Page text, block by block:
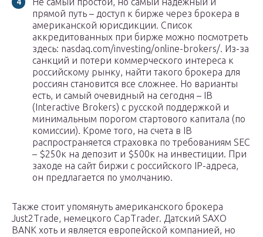
прямой путь – доступ к бирже через брокера в
американской юрисдикции. Список
аккредитованных при бирже можно посмотреть
здесь: nasdaq.com/investing/online-brokers/. Из-за
санкций и потери коммерческого интереса к
российскому рынку, найти такого брокера для
россиян становится все сложнее. Но варианты
есть, и самый очевидный на сегодня – IB
(Interactive Brokers) с русской поддержкой и
минимальным порогом стартового капитала (по
комиссии). Кроме того, на счета в IB
распространяется страховка по требованиям SEC
– $250к на депозит и $500к на инвестиции. При
заходе на сайт биржи с российского IP-адреса,
он предлагается по умолчанию.
Также стоит упомянуть американского брокера
Just2Trade, немецкого CapTrader. Датский SAXO
BANK хоть и является европейской компанией, но